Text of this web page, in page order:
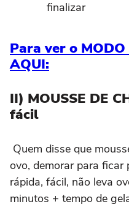
finalizar
Para ver o
AQUI:
II) MOUSSE DE
fácil
Quem disse que
ovo, demorar para ficar
rápida, fácil, não leva
minutos + tempo de